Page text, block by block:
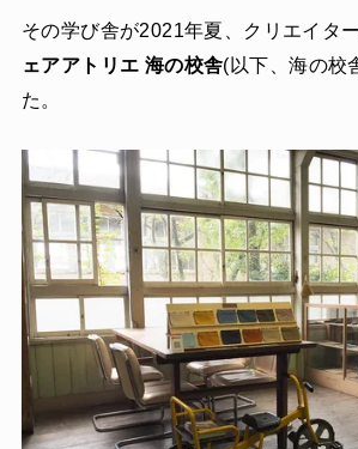
その学び舎が2021年夏、クリエイタ
ェアアトリエ 海の校舎(以下、海の校
た。